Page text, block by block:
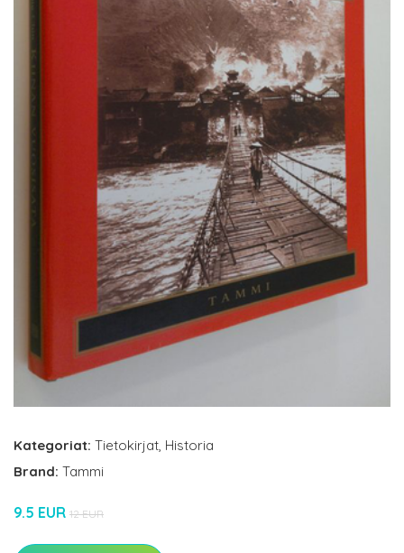
Kategoriat: Tietokirjat, Historia
Brand: Tammi
9.5 EUR 12 EUR